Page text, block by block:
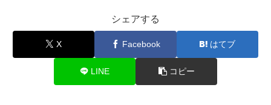
シェアする
X Facebook はてブ
LINE コピー